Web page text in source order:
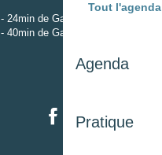
Tout l'agenda
Agenda
Pratique
- 24min de Gare de Dax
- 40min de Gare de Mont-de-Marsan